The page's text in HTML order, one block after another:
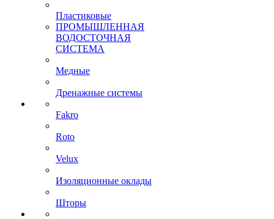
Пластиковые
ПРОМЫШЛЕННАЯ
ВОДОСТОЧНАЯ
СИСТЕМА
Медные
Дренажные системы
Fakro
Roto
Velux
Изоляционные оклады
Шторы